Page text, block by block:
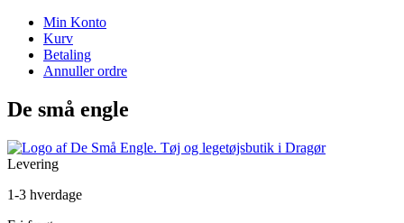
Min Konto
Kurv
Betaling
Annuller ordre
De små engle
Levering
1-3 hverdage